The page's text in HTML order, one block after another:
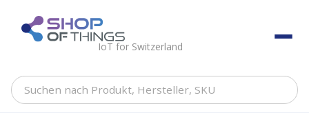
content ShopOfThings
IoT for Switzerland
Suchen